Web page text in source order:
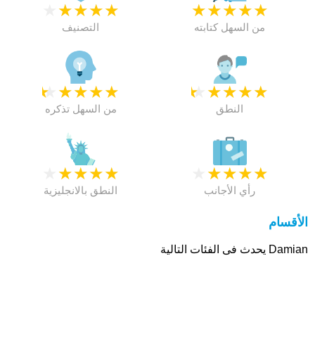
★
★
★
★
التصنيف
★
★
★
★
★
من السهل كتابته
★
★
★
★
★
من السهل تذكره
★
★
★
★
★
النطق
★
★
★
★
النطق بالانجليزية
★
★
★
★
رأي الأجانب
الأقسام
Damian يحدث فى الفئات التالية